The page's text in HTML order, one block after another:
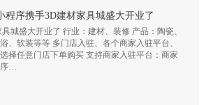
程序携手3D建材家具城盛大开业了
城盛大开业了 行业：建材、装修 产品：陶瓷、
、软装等等 多门店入驻、各个商家入驻平台、
择任意门店下单购买 支持商家入驻平台：商家
序…